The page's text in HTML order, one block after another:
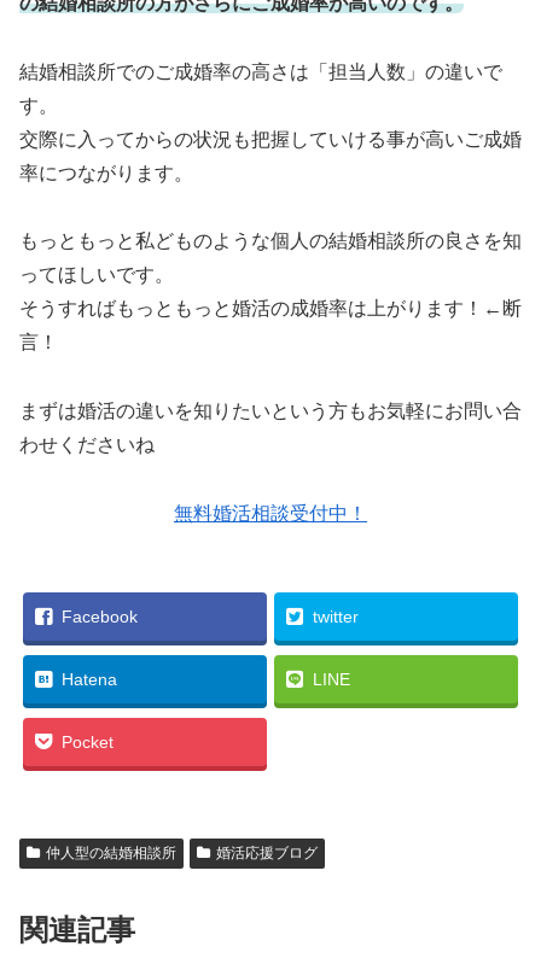
結婚相談所でのご成婚率の高さは「担当人数」の違いで
す。
交際に入ってからの状況も把握していける事が高いご成婚
率につながります。
もっともっと私どものような個人の結婚相談所の良さを知
ってほしいです。
そうすればもっともっと婚活の成婚率は上がります！←断
言！
まずは婚活の違いを知りたいという方もお気軽にお問い合
わせくださいね
無料婚活相談受付中！
Facebook twitter
Hatena LINE
Pocket
仲人型の結婚相談所 婚活応援ブログ
関連記事